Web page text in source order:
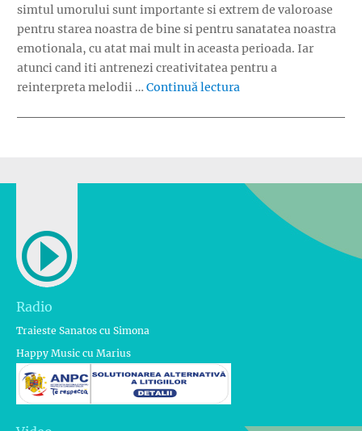
simtul umorului sunt importante si extrem de valoroase
pentru starea noastra de bine si pentru sanatatea noastra
emotionala, cu atat mai mult in aceasta perioada. Iar
atunci cand iti antrenezi creativitatea pentru a
reinterpreta melodii … Continuă lectura
Radio
Traieste Sanatos cu Simona
Happy Music cu Marius